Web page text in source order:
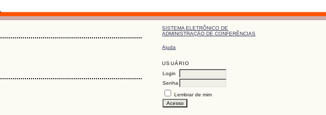
SISTEMA ELETRÔNICO DE
ADMINISTRAÇÃO DE CONFERÊNCIAS
Ajuda
USUÁRIO
Login
Senha
Lembrar de mim